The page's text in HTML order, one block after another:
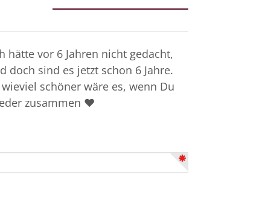
sind es jetzt schon 6 Jahre.
schöner wäre es, wenn Du
zusammen ❤️